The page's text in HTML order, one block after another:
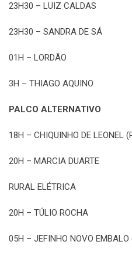
23H30 – LUIZ CALDAS
23H30 – SANDRA DE SÁ
01H – LORDÃO
3H – THIAGO AQUINO
PALCO ALTERNATIVO
18H – CHIQUINHO DE LEONEL
20H – MARCIA DUARTE
RURAL ELÉTRICA
20H – TÚLIO ROCHA
05H – JEFINHO NOVO EMBALO